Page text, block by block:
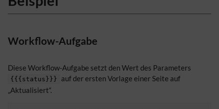
Workflow-Aufgabe
Diese Workflow-Aufgabe setzt den Wert des Parameters
{{{status}}}
auf der ersten Vorlage einer Seite auf
„Aktualisiert“.